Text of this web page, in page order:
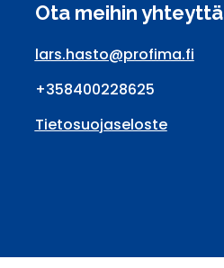
Ota meihin yhteyttä
lars.hasto@profima.fi
+358400228625
Tietosuojaseloste